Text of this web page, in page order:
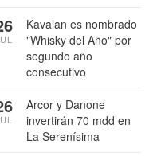
Kavalan es nombrado
"Whisky del Año" por
segundo año
consecutivo
Arcor y Danone
invertirán 70 mdd en
La Serenísima